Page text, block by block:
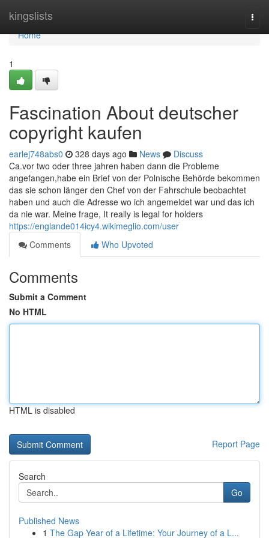
kingslists
Home
Home
1
Fascination About deutscher
copyright kaufen
earlej748abs0 328 days ago News
Discuss
Ca.vor two oder three jahren haben dann die Probleme
angefangen,habe ein Brief von der Polnische Behörde bekommen
das sie schon länger den Chef von der Fahrschule beobachtet
haben und auch die Adresse wo ich angemeldet war und das ich
da nie war. Meine frage, It really is legal for holders
https://englande014icy4.wikimeglio.com/user
Comments
Who Upvoted
Comments
Submit a Comment
No HTML
HTML is disabled
Report Page
Search
Go
Published News
1 The Gap Year of a Lifetime: Your Journey of a L...